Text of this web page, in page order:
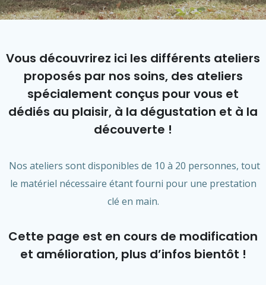
Vous découvrirez ici les différents ateliers
proposés par nos soins, des ateliers
spécialement conçus pour vous et
dédiés au plaisir, à la dégustation et à la
découverte !
Nos ateliers sont disponibles de 10 à 20 personnes, tout
le matériel nécessaire étant fourni pour une prestation
clé en main.
Cette page est en cours de modification
et amélioration, plus d’infos bientôt !